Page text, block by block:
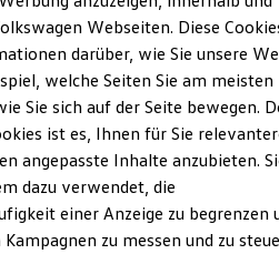
ID. Modelle
im Winter
anfordern
Webseiten. Diese
darüber, wie Sie unsere
welche Seiten Sie am meisten
Sie sich auf der Seite bewegen.
ist es, Ihnen für Sie
angepasste Inhalte anzubieten.
dazu verwendet, die
einer Anzeige zu begrenzen
zu messen und zu